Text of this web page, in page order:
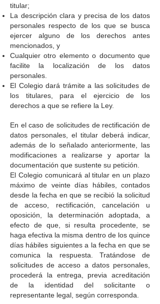
titular;
La descripción clara y precisa de los datos
personales respecto de los que se busca
ejercer alguno de los derechos antes
mencionados, y
Cualquier otro elemento o documento que
facilite la localización de los datos
personales.
El Colegio dará trámite a las solicitudes de
los titulares, para el ejercicio de los
derechos a que se refiere la Ley.
En el caso de solicitudes de rectificación de
datos personales, el titular deberá indicar,
además de lo señalado anteriormente, las
modificaciones a realizarse y aportar la
documentación que sustente su petición.
El Colegio comunicará al titular en un plazo
máximo de veinte días hábiles, contados
desde la fecha en que se recibió la solicitud
de acceso, rectificación, cancelación u
oposición, la determinación adoptada, a
efecto de que, si resulta procedente, se
haga efectiva la misma dentro de los quince
días hábiles siguientes a la fecha en que se
comunica la respuesta. Tratándose de
solicitudes de acceso a datos personales,
procederá la entrega, previa acreditación
de la identidad del solicitante o
representante legal, según corresponda.